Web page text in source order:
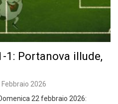
1: Portanova illude,
Febbraio 2026
22 febbraio 2026: